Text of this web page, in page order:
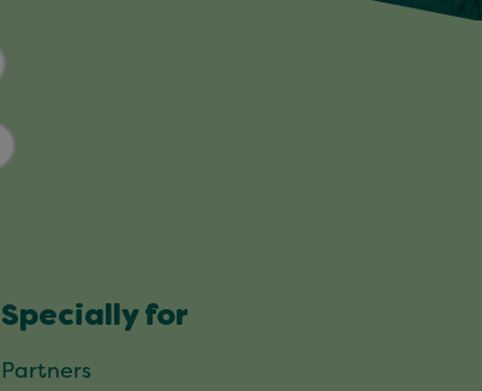
Specially for
Partners